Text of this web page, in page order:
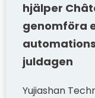
hjälper
genomföra
juldagen
Yujiashan